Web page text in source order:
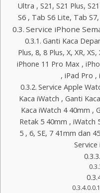
Ultra , S21, S21 Plus,
S6 , Tab S6 Lite, Tab
Service iPhone
Ganti Kaca
Plus, 8, 8 Plus, X, XR,
iPhone 11 Pro Max ,
, iPad Pro ,
Service Apple
Kaca iWatch , Ganti
Kaca iWatch 4 40mm ,
Retak 5 40mm , iWatch
5 , 6, SE, 7 41mm dan